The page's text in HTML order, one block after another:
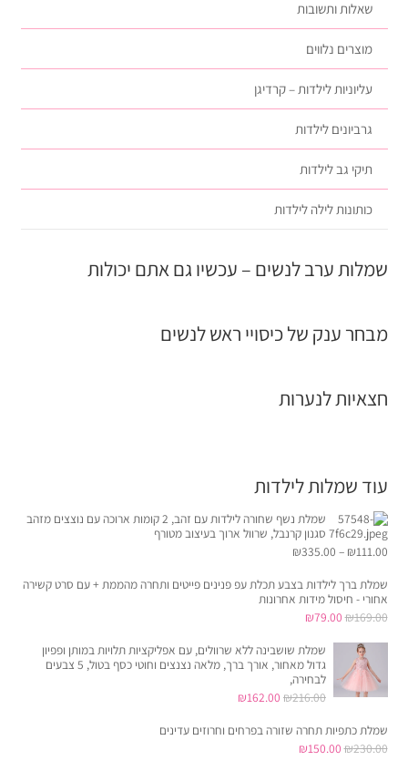
שאלות ותשובות
מוצרים נלווים
עליוניות לילדות – קרדיגן
גרביונים לילדות
תיקי גב לילדות
כותונות לילה לילדות
שמלות ערב לנשים – עכשיו גם אתם יכולות
מבחר ענק של כיסויי ראש לנשים
חצאיות לנערות
עוד שמלות לילדות
שמלת נשף שחורה לילדות עם זהב, 2 קומות ארוכה עם נוצצים מזהב
סגנון קרנבל, שרוול ארוך בעיצוב מטורף
₪111.00
–
₪335.00
שמלת ברך לילדות בצבע תכלת עפ פנינים פייטים ותחרה מהממת + עם סרט קשירה
אחורי - חיסול מידות אחרונות
₪169.00
המחיר
היה:
₪169.00.
₪79.00
הוא:
₪79.00.
שמלת שושבינה ללא שרוולים, עם אפליקציות תלויות במותן ופפיון
גדול מאחור, אורך ברך, מלאה נצנצים וחוטי כסף בטול, 5 צבעים
לבחירה,
₪216.00
המחיר ₪162.00
שמלת כתפיות תחרה שזורה בפרחים וחרוזים עדינים
₪230.00
המחיר ₪150.00